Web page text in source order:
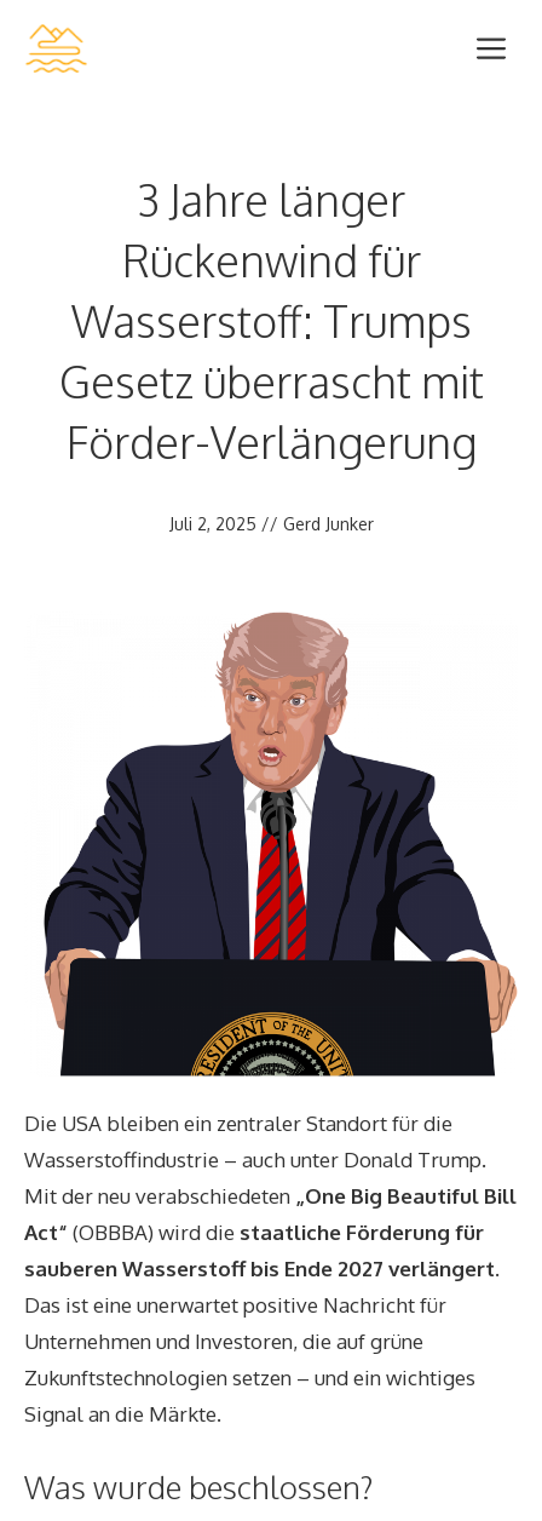
Inhalt
3 Jahre länger
Rückenwind für
Wasserstoff: Trumps
Gesetz überrascht mit
Förder-Verlängerung
Juli 2, 2025 // Gerd Junker
Die USA bleiben ein zentraler Standort für die
Wasserstoffindustrie – auch unter Donald Trump.
Mit der neu verabschiedeten „One Big Beautiful Bill
Act“ (OBBBA) wird die staatliche Förderung für
sauberen Wasserstoff bis Ende 2027 verlängert.
Das ist eine unerwartet positive Nachricht für
Unternehmen und Investoren, die auf grüne
Zukunftstechnologien setzen – und ein wichtiges
Signal an die Märkte.
Was wurde beschlossen?